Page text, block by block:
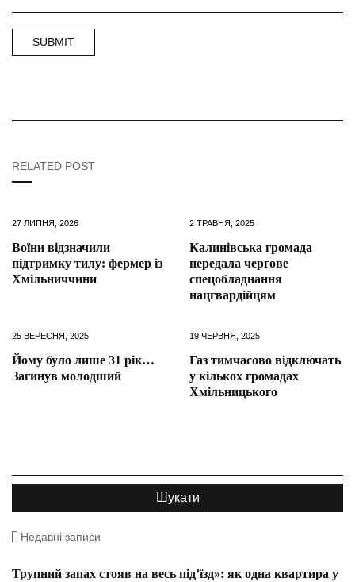
RELATED POST
27 ЛИПНЯ, 2026
Воїни відзначили
підтримку тилу: фермер із
Хмільниччини
2 ТРАВНЯ, 2025
Калинівська громада
передала чергове
спецобладнання
нацгвардійцям
25 ВЕРЕСНЯ, 2025
Йому було лише 31 рік…
Загинув молодший
19 ЧЕРВНЯ, 2025
Газ тимчасово відключать
у кількох громадах
Хмільницького
Недавні записи
Трупний запах стояв на весь під’їзд»: як одна квартира у